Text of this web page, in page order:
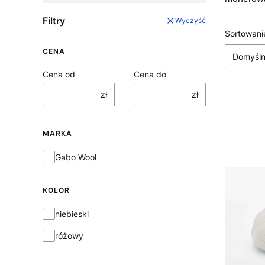
Filtry Wyczyść
CENA
Cena od
zł
Cena do
zł
MARKA
Marka
Gabo Wool
KOLOR
KOLOR
niebieski
różowy
Lista